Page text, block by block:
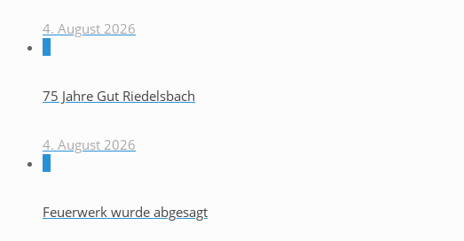
4. August 2026
75 Jahre Gut Riedelsbach
4. August 2026
Feuerwerk wurde abgesagt